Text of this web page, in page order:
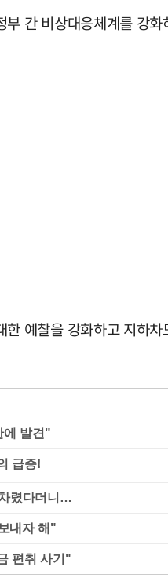
간 비상대응체계를 강
예찰을 강화하고 지하
에 발견"
렸다더니…
내자 해"
편취 사기"